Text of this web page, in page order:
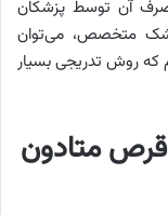
آن توسط پزشکان
متخصص، می‌توان
که روش تدریجی بسیار
قرص متادون